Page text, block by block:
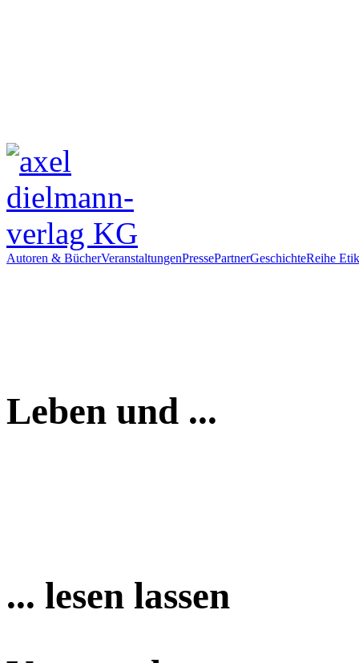
Autoren & BücherVeranstaltungenPressePartnerGeschichteReihe
Leben und ...
... lesen lassen